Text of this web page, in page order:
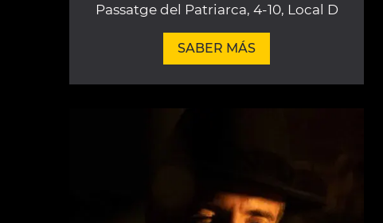
Passatge del Patriarca, 4-10, Local D
SABER MÁS